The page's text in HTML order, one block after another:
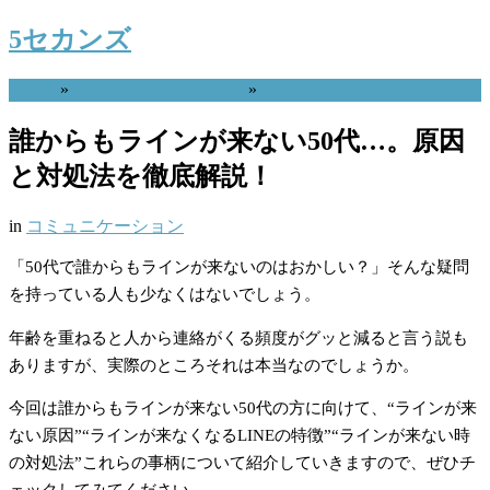
5セカンズ
» »
誰からもラインが来ない50代…。原因
と対処法を徹底解説！
in コミュニケーション
「50代で誰からもラインが来ないのはおかしい？」そんな疑問
を持っている人も少なくはないでしょう。
年齢を重ねると人から連絡がくる頻度がグッと減ると言う説も
ありますが、実際のところそれは本当なのでしょうか。
今回は誰からもラインが来ない50代の方に向けて、“ラインが来
ない原因”“ラインが来なくなるLINEの特徴”“ラインが来ない時
の対処法”これらの事柄について紹介していきますので、ぜひチ